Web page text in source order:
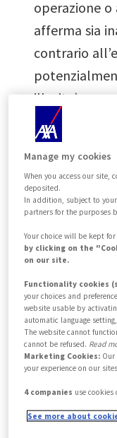
operazione o
afferma sia
contrario
illecito).
Perché è
una
Le imprese di
dirette e
Holding
impegno ad
standard di
Tale
rigorosa
leggi e ai
dipendenti e
Manage my cookies
When you access our site,
deposited.
In addition, subject to
partners for the purposes
Your choice will be kept for
by clicking on the
on our site.
Functionality cookies
your choices and
website usable by
automatic language
The website cannot
cannot be refused. Read
Marketing Cookies:
your experience on our
4 companies use cookies
See more about